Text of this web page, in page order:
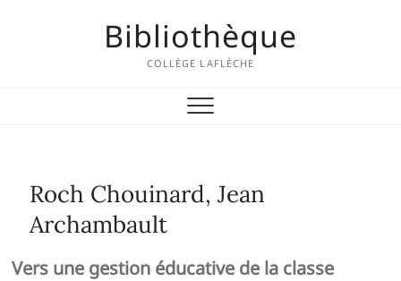
Bibliothèque
COLLÈGE LAFLÈCHE
Roch Chouinard, Jean
Archambault
Vers une gestion éducative de la classe